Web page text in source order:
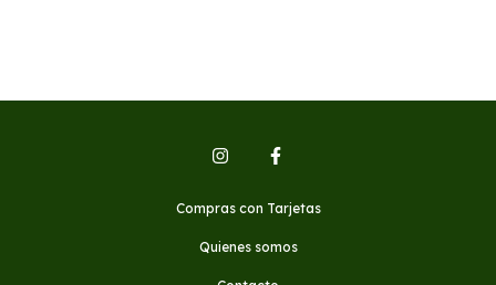
Compras con Tarjetas
Quienes somos